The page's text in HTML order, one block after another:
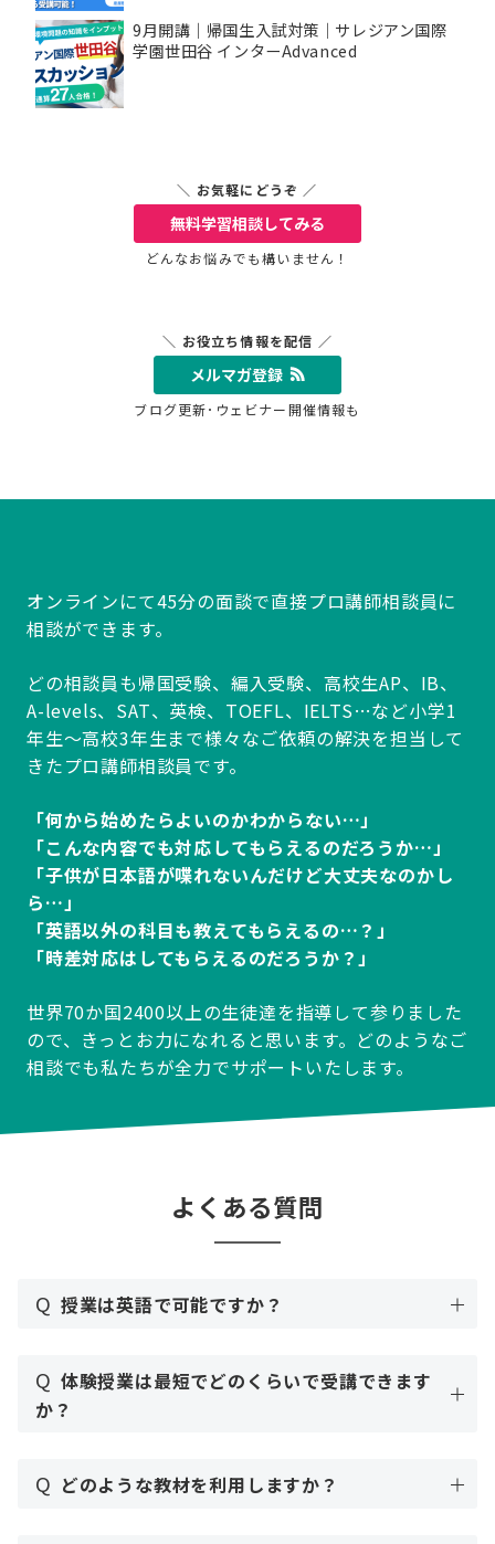
9月開講｜帰国生入試対策｜サレジアン国際
学園世田谷 インターAdvanced
＼ お気軽にどうぞ ／
無料学習相談してみる
どんなお悩みでも構いません！
＼ お役立ち情報を配信 ／
メルマガ登録
ブログ更新･ウェビナー開催情報も
オンラインにて45分の面談で直接プロ講師相談員に
相談ができます。
どの相談員も帰国受験、編入受験、高校生AP、IB、
A-levels、SAT、英検、TOEFL、IELTS…など小学1
年生～高校3年生まで様々なご依頼の解決を担当して
きたプロ講師相談員です。
「何から始めたらよいのかわからない…」
「こんな内容でも対応してもらえるのだろうか…」
「子供が日本語が喋れないんだけど大丈夫なのかし
ら…」
「英語以外の科目も教えてもらえるの…？」
「時差対応はしてもらえるのだろうか？」
世界70か国2400以上の生徒達を指導して参りました
ので、きっとお力になれると思います。どのようなご
相談でも私たちが全力でサポートいたします。
よくある質問
Q 授業は英語で可能ですか？
Q 体験授業は最短でどのくらいで受講できます
か？
Q どのような教材を利用しますか？